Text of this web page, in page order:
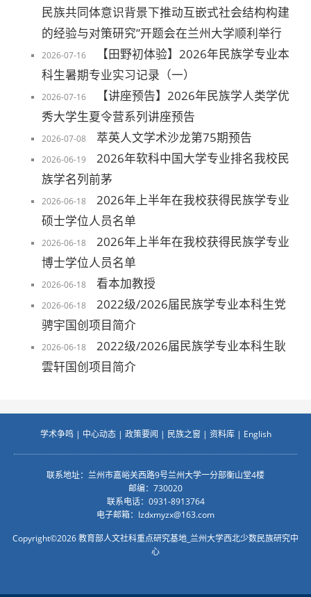
民族共同体意识背景下推动互嵌式社会结构构建
的经验与对策研究”开题会在兰州大学顺利举行
2026-07-16
【田野初体验】2026年民族学专业本
科生暑期专业实习记录（一）
2026-07-16
【讲座预告】2026年民族学人类学优
秀大学生夏令营系列讲座预告
2026-07-08 萃英人文学术沙龙第75期预告
2026-06-19
2026年软科中国大学专业排名我校民
族学名列前茅
2026-06-18
2026年上半年在我校获得民族学专业
硕士学位人员名单
2026-06-18
2026年上半年在我校获得民族学专业
博士学位人员名单
2026-06-18 看本加教授
2026-06-18
2022级/2026届民族学专业本科生党
骋宇国创项目简介
2026-06-18
2022级/2026届民族学专业本科生耿
雲轩国创项目简介
学术争鸣| 中心动态| 政策要闻 | 民族之窗 | 资料库| English
联系地址：兰州市嘉峪关西路9号兰州大学一分部衡山堂4楼
邮编：730020
联系电话：0931-8913764
电子邮箱： lzdxmyzx@163.com
Copyright©2026 教育部人文社科重点研究基地_兰州大学西北少数民族研究中
心